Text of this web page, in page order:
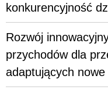
konkurencyjność
Rozwój
przychodów dla
adaptujących